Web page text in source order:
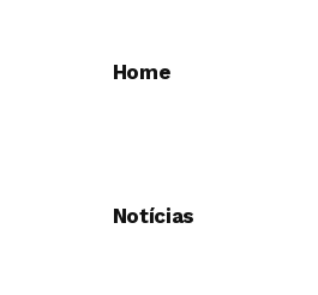
Home
Notícias